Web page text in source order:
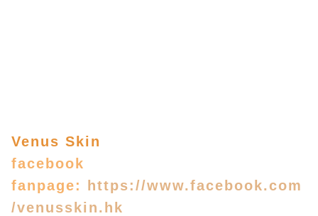
Venus Skin
facebook
fanpage:
https://www.facebook.com
/venusskin.hk